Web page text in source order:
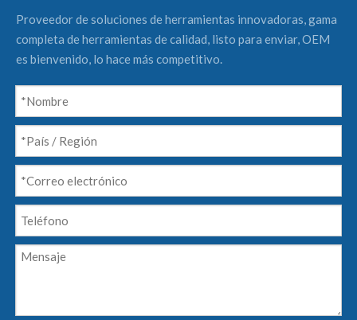
Proveedor de soluciones de herramientas innovadoras, gama
completa de herramientas de calidad, listo para enviar, OEM
es bienvenido, lo hace más competitivo.